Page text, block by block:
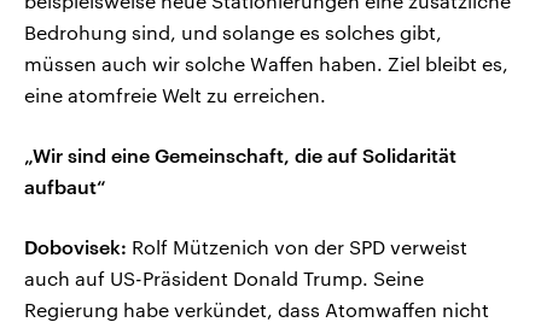
Bedrohung sind, und solange es solches gibt,
müssen auch wir solche Waffen haben. Ziel bleibt es,
eine atomfreie Welt zu erreichen.
„Wir sind eine Gemeinschaft, die auf Solidarität
aufbaut“
Dobovisek: Rolf Mützenich von der SPD verweist
auch auf US-Präsident Donald Trump. Seine
Regierung habe verkündet, dass Atomwaffen nicht